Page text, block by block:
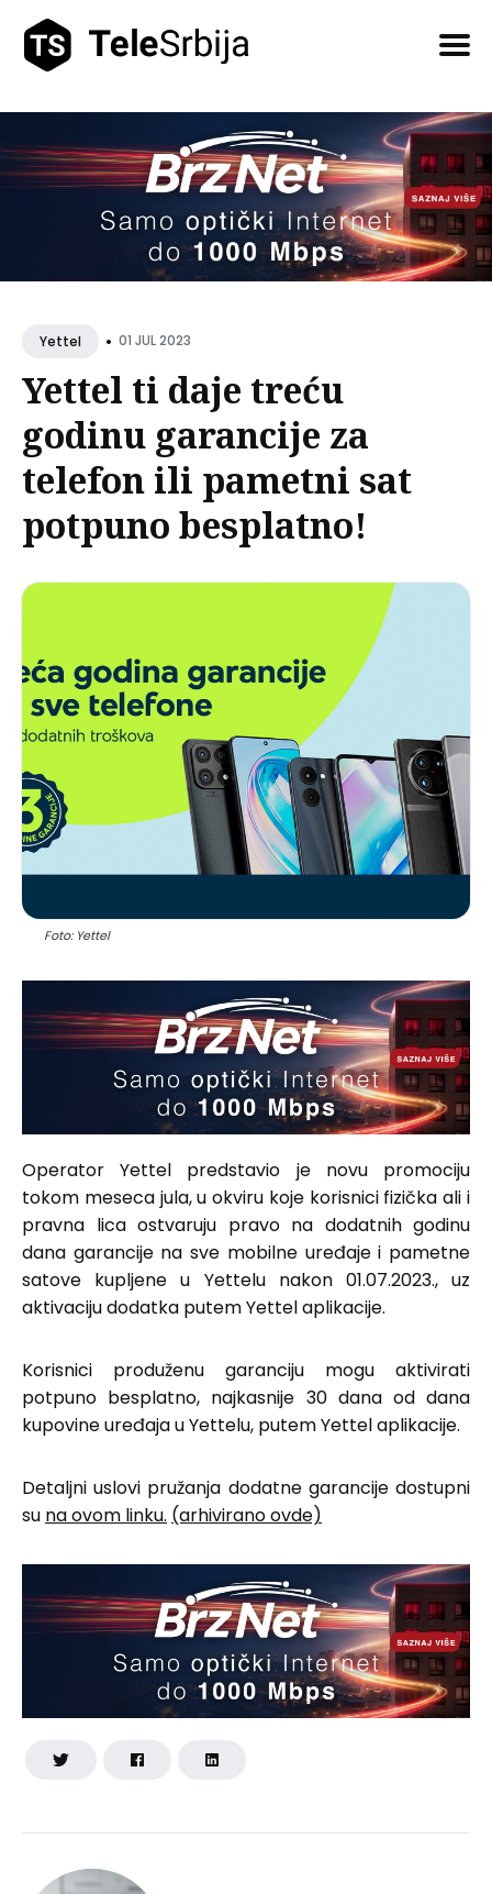
Yettel • 01 JUL 2023
Yettel ti daje treću
godinu garancije za
telefon ili pametni sat
potpuno besplatno!
Foto: Yettel
Operator Yettel predstavio je novu promociju
tokom meseca jula, u okviru koje korisnici fizička ali i
pravna lica ostvaruju pravo na dodatnih godinu
dana garancije na sve mobilne uređaje i pametne
satove kupljene u Yettelu nakon 01.07.2023., uz
aktivaciju dodatka putem Yettel aplikacije.
Korisnici produženu garanciju mogu aktivirati
potpuno besplatno, najkasnije 30 dana od dana
kupovine uređaja u Yettelu, putem Yettel aplikacije.
Detaljni uslovi pružanja dodatne garancije dostupni
su na ovom linku. (arhivirano ovde)